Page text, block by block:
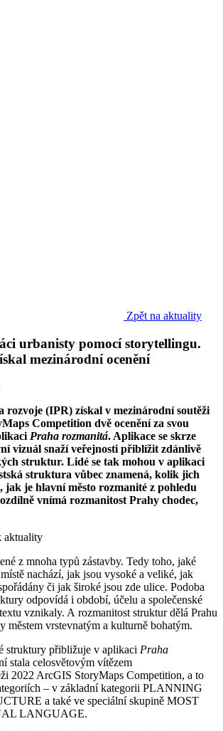
Zpět na aktuality
urbanisty pomocí storytellingu.
mezinárodní ocenění
rozvoje (IPR) získal v mezinárodní soutěži
Competition dvě ocenění za svou
Praha rozmanitá. Aplikace se skrze
vizuál snaží veřejnosti přiblížit zdánlivě
struktur. Lidé se tak mohou v aplikaci
struktura vůbec znamená, kolik jich
jak je hlavní město rozmanité z pohledu
vnímá rozmanitost Prahy chodec,
z mnoha typů zástavby. Tedy toho, jaké
nachází, jak jsou vysoké a veliké, jak
či jak široké jsou zde ulice. Podoba
odpovídá i období, účelu a společenské
vznikaly. A rozmanitost struktur dělá Prahu
městem vrstevnatým a kulturně bohatým.
struktury přibližuje v aplikaci Praha
stala celosvětovým vítězem
2022 ArcGIS StoryMaps Competition, a to
– v základní kategorii PLANNING
a také ve speciální skupině MOST
LANGUAGE.